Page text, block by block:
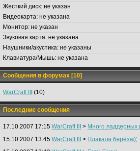
Жесткий диск: не указан
Видеокарта: не указана
Монитор: не указан
Звуковая карта: не указана
Наушники/акустика: не указаны
Клавиатура/Мышь: не указана
Сообщения в форумах [10]
WarCraft III (10)
Последние сообщения
17.10.2007 17:15 WarCraft III > Много ладдерных
15.10.2007 13:45 WarCraft III > Плакала берёза((